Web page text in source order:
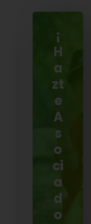
¡
H
a
zt
e
A
s
o
ci
a
d
o